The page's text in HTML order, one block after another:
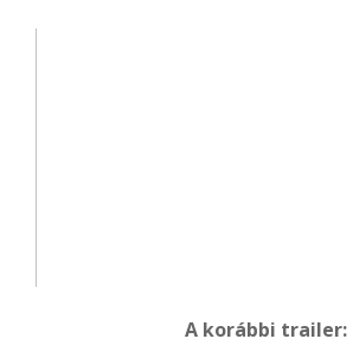
A korábbi trailer: